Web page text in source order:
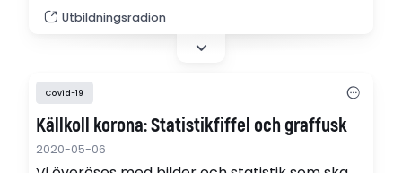
Utbildningsradion
Covid-19
Källkoll korona: Statistikfiffel och graffusk
2020-05-06